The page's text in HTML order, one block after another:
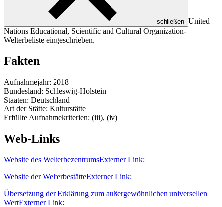
schließen United
Nations Educational, Scientific and Cultural Organization-
Welterbeliste eingeschrieben.
Fakten
Aufnahmejahr: 2018
Bundesland: Schleswig-Holstein
Staaten: Deutschland
Art der Stätte: Kulturstätte
Erfüllte Aufnahmekriterien: (iii), (iv)
Web-Links
Website des WelterbezentrumsExterner Link:
Website der WelterbestätteExterner Link:
Übersetzung der Erklärung zum außergewöhnlichen universellen
WertExterner Link: